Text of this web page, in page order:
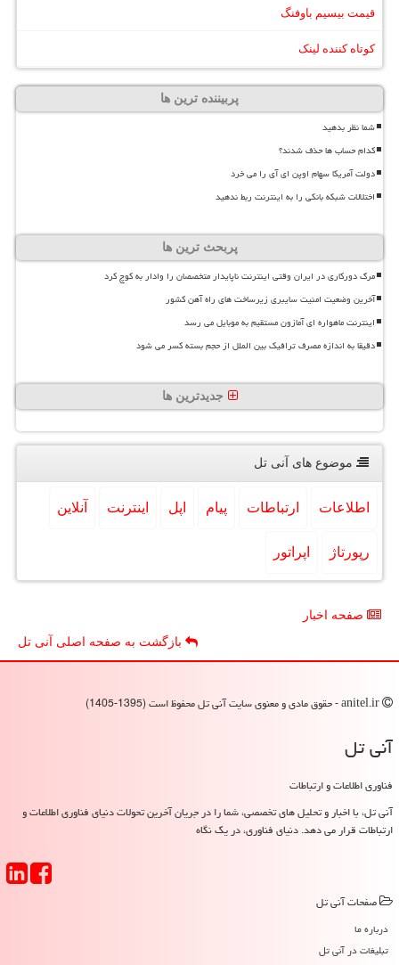
قیمت بیسیم باوفنگ
کوتاه کننده لینک
پربیننده ترین ها
شما نظر بدهید
کدام حساب ها حذف شدند؟
دولت آمریکا سهام اوپن ای آی را می خرد
اختلالات شبکه بانکی را به اینترنت ربط ندهید
پربحث ترین ها
مرگ دورکاری در ایران وقتی اینترنت ناپایدار متخصصان را وادار به کوچ کرد
آخرین وضعیت امنیت سایبری زیرساخت های راه آهن کشور
اینترنت ماهواره ای آمازون مستقیم به موبایل می رسد
دقیقا به اندازه مصرف ترافیک بین الملل از حجم بسته کسر می شود
جدیدترین ها
موضوع های آنی تل
اطلاعات ارتباطات پیام اپل اینترنت آنلاین
رپورتاژ اپراتور
صفحه اخبار
بازگشت به صفحه اصلی آنی تل
آنی تل
فناوری اطلاعات و ارتباطات
آنی تل، با اخبار و تحلیل های تخصصی، شما را در جریان آخرین تحولات دنیای فناوری اطلاعات و
ارتباطات قرار می دهد. دنیای فناوری، در یک نگاه
صفحات آنی تل
درباره ما
تبلیغات در آنی تل